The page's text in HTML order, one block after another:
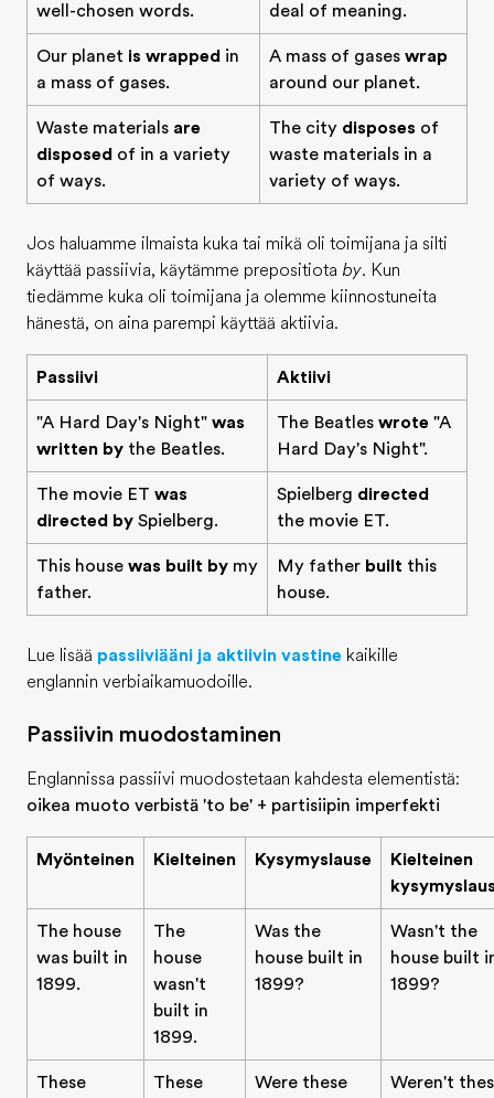
well-chosen words.
deal of meaning.
Our planet is wrapped in
a mass of gases.
A mass of gases wrap
around our planet.
Waste materials are
disposed of in a variety
of ways.
The city disposes of
waste materials in a
variety of ways.
Jos haluamme ilmaista kuka tai mikä oli toimijana ja silti
käyttää passiivia, käytämme prepositiota by. Kun
tiedämme kuka oli toimijana ja olemme kiinnostuneita
hänestä, on aina parempi käyttää aktiivia.
Passiivi Aktiivi
"A Hard Day's Night" was
written by the Beatles.
The Beatles wrote "A
Hard Day's Night".
The movie ET was
directed by Spielberg.
Spielberg directed
the movie ET.
This house was built by my
father.
My father built this
house.
Lue lisää passiiviääni ja aktiivin vastine kaikille
englannin verbiaikamuodoille.
Passiivin muodostaminen
Englannissa passiivi muodostetaan kahdesta elementistä:
oikea muoto verbistä 'to be' + partisiipin imperfekti
Myönteinen Kielteinen Kysymyslause
Kielteinen
The house
was built in
1899.
The
house
wasn't
built in
1899.
Was the
house built in
1899?
Wasn't the
house built
1899?
These These Were these Weren't